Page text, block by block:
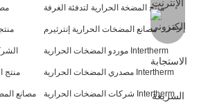
منتج المضخة الحرارية لتدفئة الغرفة
مصانع المضخات الحرارية إنترثيرم
موردو المضخات الحرارية Intertherm
منتج مصدري المضخات الحرارية Intertherm
مصانع شركات المضخات الحرارية Intertherm